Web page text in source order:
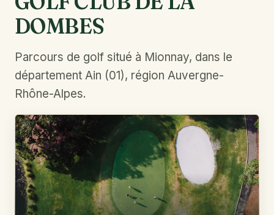
DOMBES
Parcours de golf situé à Mionnay, dans le
département Ain (01), région Auvergne-
Rhône-Alpes.